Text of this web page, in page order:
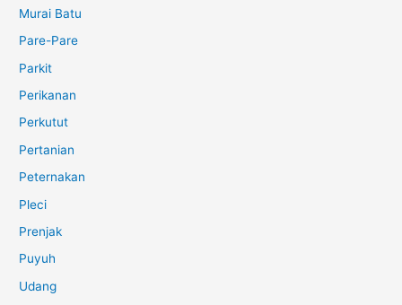
Murai Batu
Pare-Pare
Parkit
Perikanan
Perkutut
Pertanian
Peternakan
Pleci
Prenjak
Puyuh
Udang